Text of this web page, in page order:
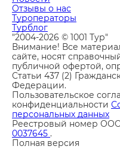
Отзывы о нас
Туроператоры
Турблог
"2004-2026 © 1001 Тур"
Внимание! Все
сайте, носят
публичной офертой,
Статьи 437 (2)
Федерации.
Пользовательское
конфиденциальности
персональных данных
Реестровый номер ООО
0037645 .
Полная версия